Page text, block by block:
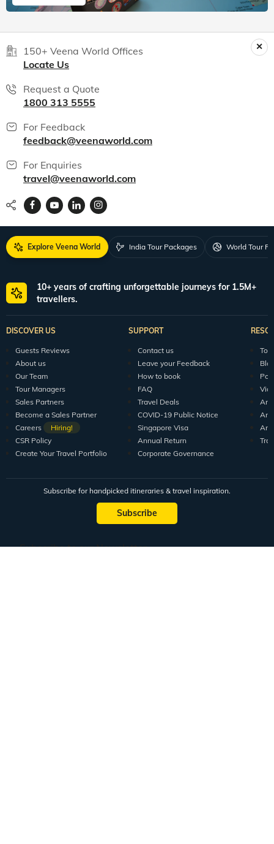
150+ Veena World Offices
Locate Us
Request a Quote
1800 313 5555
For Feedback
feedback@veenaworld.com
For Enquiries
travel@veenaworld.com
Explore Veena World India Tour Packages World Tour
10+ years of crafting unforgettable journeys for 1.5M+
travellers.
DISCOVER US
Guests Reviews
About us
Our Team
Tour Managers
Sales Partners
Become a Sales Partner
Careers
Hiring!
CSR Policy
Create Your Travel Portfolio
SUPPORT
Contact us
Leave your Feedback
How to book
FAQ
Travel Deals
COVID-19 Public Notice
Singapore Visa
Annual Return
Corporate Governance
Subscribe for handpicked itineraries & travel inspiration.
Subscribe
Subscribe to our Newsletter